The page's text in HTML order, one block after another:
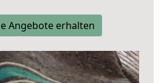
Angebote erhalten